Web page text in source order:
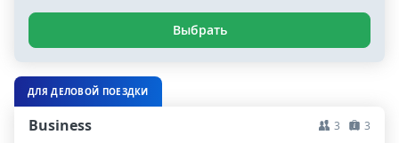
Выбрать
ДЛЯ ДЕЛОВОЙ ПОЕЗДКИ
Business 3 3